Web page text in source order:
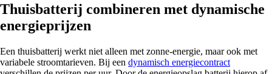
Thuisbatterij combineren met dynamische
energieprijzen
Een thuisbatterij werkt niet alleen met zonne-energie, maar ook met
variabele stroomtarieven. Bij een dynamisch energiecontract